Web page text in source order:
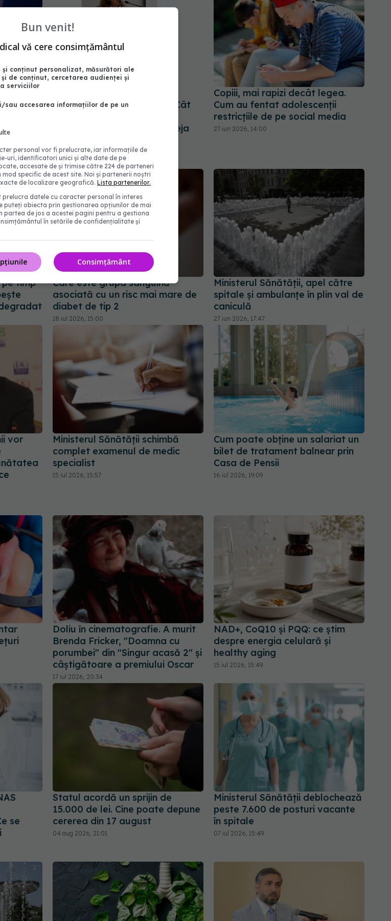
Era
„semaforul” administrativ. Cât
tratamentele inovatoare deja
05 aug 2026, 12:33
Copiii, mai rapizi decât legea.
Cum au fentat adolescenții
restricțiile de pe social media
27 iun 2026, 14:00
timp
Care este grupa sanguină
asociată cu un risc mai mare de
diabet de tip 2
18 iul 2026, 15:00
Ministerul Sănătății, apel către
spitale și ambulanțe în plin val de
caniculă
27 iun 2026, 17:47
vor
Ministerul Sănătății schimbă
complet examenul de medic
specialist
15 iul 2026, 15:57
Cum poate obține un salariat un
bilet de tratament balnear prin
Casa de Pensii
16 iul 2026, 19:09
Doliu în cinematografie. A murit
Brenda Fricker, "Doamna cu
porumbei" din "Singur acasă 2" și
câștigătoare a premiului Oscar
17 iul 2026, 20:34
NAD+, CoQ10 și PQQ: ce știm
despre energia celulară și
healthy aging
15 iul 2026, 15:49
se
Statul acordă un sprijin de
15.000 de lei. Cine poate depune
cererea din 17 august
04 aug 2026, 21:01
Ministerul Sănătății deblochează
peste 7.600 de posturi vacante
în spitale
07 iul 2026, 15:49
Bun venit!
vă cere consimțământul
și conținut personalizat, măsurători ale
de conținut, cercetarea audienței și
serviciilor
sau accesarea informațiilor de pe un
personal vor fi prelucrate, iar informațiile de
uri, identificatori unici și alte date de pe
accesate de și trimise către 224 de parteneri
specific de acest site. Noi și partenerii noștri
de localizare geografică. Lista partenerilor.
datele cu caracter personal în interes
puteți obiecta prin gestionarea opțiunilor de mai
partea de jos a acestei pagini pentru a gestiona
în setările de confidențialitate și
Consimțământ